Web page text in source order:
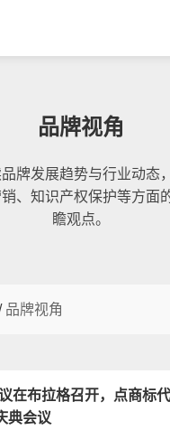
品牌视角
牌发展趋势与行业动态
、知识产权保护等方面
瞻观点。
品牌视角
在布拉格召开，点商标
典会议